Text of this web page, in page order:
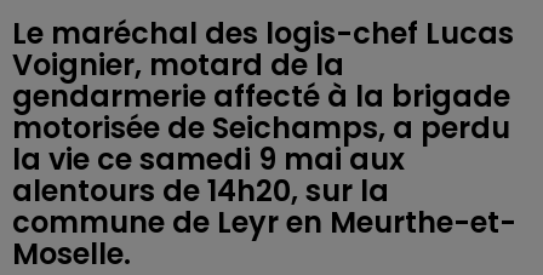
Le maréchal des logis-chef Lucas
Voignier, motard de la
gendarmerie affecté à la brigade
motorisée de Seichamps, a perdu
la vie ce samedi 9 mai aux
alentours de 14h20, sur la
commune de Leyr en Meurthe-et-
Moselle.